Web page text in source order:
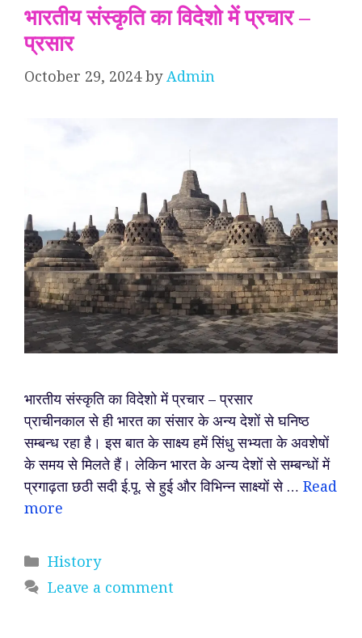
भारतीय संस्कृति का विदेशो में प्रचार –
प्रसार
October 29, 2024 by Admin
भारतीय संस्कृति का विदेशो में प्रचार – प्रसार
प्राचीनकाल से ही भारत का संसार के अन्य देशों से घनिष्ठ
सम्बन्ध रहा है। इस बात के साक्ष्य हमें सिंधु सभ्यता के अवशेषों
के समय से मिलते हैं। लेकिन भारत के अन्य देशों से सम्बन्धों में
प्रगाढ़ता छठी सदी ई.पू. से हुई और विभिन्न साक्ष्यों से … Read
more
Categories
History
Leave a comment